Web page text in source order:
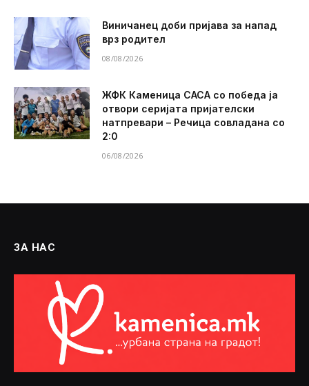
Виничанец доби пријава за напад
врз родител
08/08/2026
ЖФК Каменица САСА со победа ја
отвори серијата пријателски
натпревари – Речица совладана со
2:0
06/08/2026
ЗА НАС